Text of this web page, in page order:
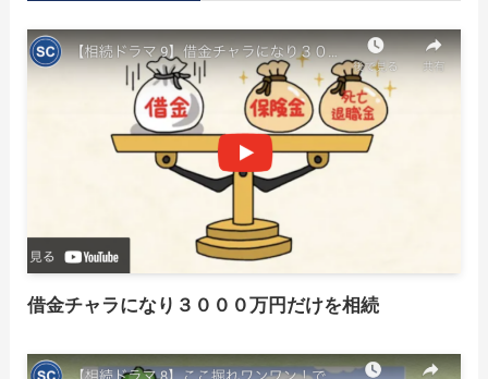
借金チャラになり３０００万円だけを相続